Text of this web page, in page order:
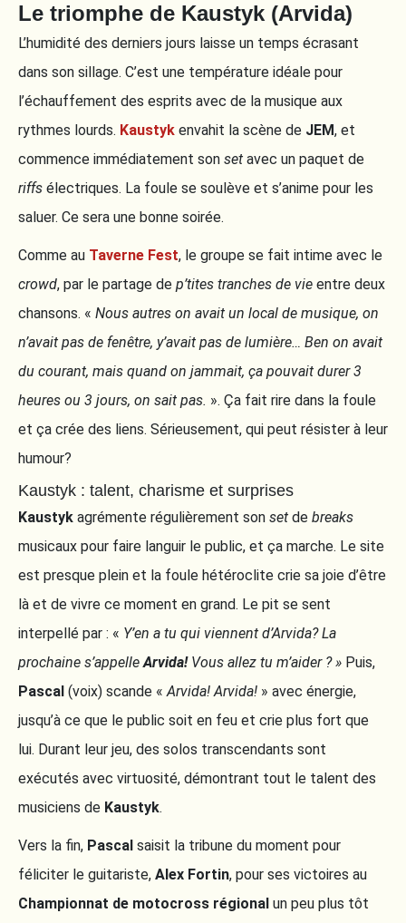
Le triomphe de Kaustyk (Arvida)
L’humidité des derniers jours laisse un temps écrasant
dans son sillage. C’est une température idéale pour
l’échauffement des esprits avec de la musique aux
rythmes lourds. Kaustyk envahit la scène de JEM, et
commence immédiatement son set avec un paquet de
riffs électriques. La foule se soulève et s’anime pour les
saluer. Ce sera une bonne soirée.
Comme au Taverne Fest, le groupe se fait intime avec le
crowd, par le partage de p’tites tranches de vie entre deux
chansons. « Nous autres on avait un local de musique, on
n’avait pas de fenêtre, y’avait pas de lumière… Ben on avait
du courant, mais quand on jammait, ça pouvait durer 3
heures ou 3 jours, on sait pas. ». Ça fait rire dans la foule
et ça crée des liens. Sérieusement, qui peut résister à leur
humour?
Kaustyk : talent, charisme et surprises
Kaustyk agrémente régulièrement son set de breaks
musicaux pour faire languir le public, et ça marche. Le site
est presque plein et la foule hétéroclite crie sa joie d’être
là et de vivre ce moment en grand. Le pit se sent
interpellé par : « Y’en a tu qui viennent d’Arvida? La
prochaine s’appelleArvida!Vous allez tu m’aider ? » Puis,
Pascal (voix) scande «Arvida! Arvida! » avec énergie,
jusqu’à ce que le public soit en feu et crie plus fort que
lui. Durant leur jeu, des solos transcendants sont
exécutés avec virtuosité, démontrant tout le talent des
musiciens de Kaustyk.
Vers la fin, Pascal saisit la tribune du moment pour
féliciter le guitariste, Alex Fortin, pour ses victoires au
Championnat de motocross régional un peu plus tôt